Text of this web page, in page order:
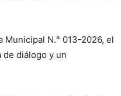
N.° 013-2026, el
de diálogo y un